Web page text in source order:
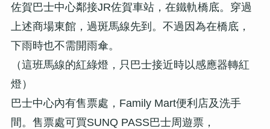
佐賀巴士中心鄰接JR佐賀車站，在鐵軌橋底。穿過
上述商場東館，過斑馬線先到。不過因為在橋底，
下雨時也不需開雨傘。
（這班馬線的紅綠燈，只巴士接近時以感應器轉紅
燈）
巴士中心內有售票處，Family Mart便利店及洗手
間。售票處可買SUNQ PASS巴士周遊票，